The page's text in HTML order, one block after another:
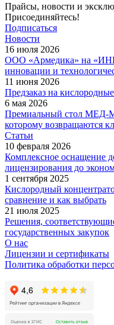
Прайсы, новости и
Присоединяйтесь!
Подписаться
Новости
16 июля 2026
ООО «Армедика» на
инновации и
11 июня 2026
Предзаказ на
6 мая 2026
Премиальный стол
которому возвращаются
Статьи
10 февраля 2026
Комплексное оснащение
лицензирования до
1 сентября 2025
Кислородный
сравнение и как выбрать
21 июля 2025
Решения,
государственных закупок
О нас
Лицензии и сертификаты
Политика обработки